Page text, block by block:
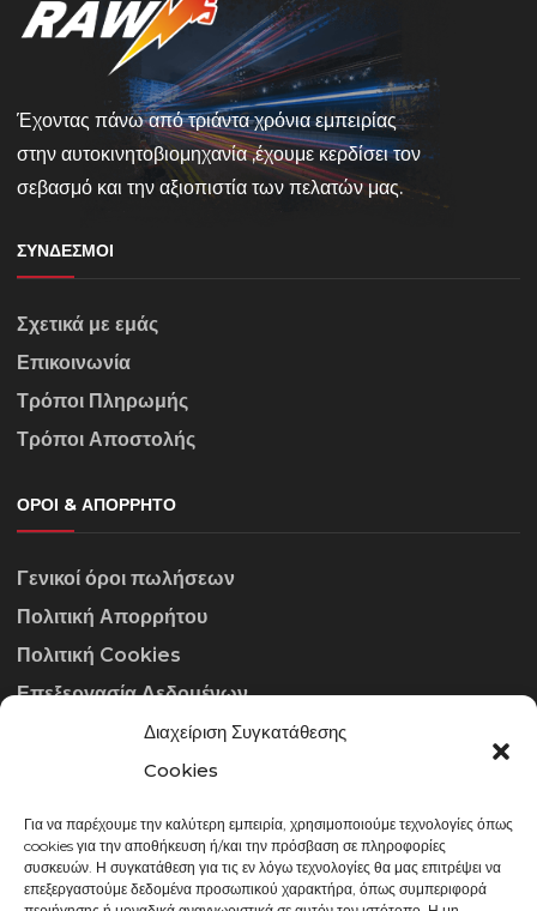
Διαχείριση Συγκατάθεσης
Cookies
Για να παρέχουμε την καλύτερη εμπειρία, χρησιμοποιούμε τεχνολογίες όπως
cookies για την αποθήκευση ή/και την πρόσβαση σε πληροφορίες
συσκευών. Η συγκατάθεση για τις εν λόγω τεχνολογίες θα μας επιτρέψει να
επεξεργαστούμε δεδομένα προσωπικού χαρακτήρα, όπως συμπεριφορά
Έχοντας πάνω από τριάντα χρόνια εμπειρίας
στην αυτοκινητοβιομηχανία ,έχουμε κερδίσει τον
σεβασμό και την αξιοπιστία των πελατών μας.
ΣΎΝΔΕΣΜΟΙ
Σχετικά με εμάς
Επικοινωνία
Τρόποι Πληρωμής
Τρόποι Αποστολής
ΌΡΟΙ & ΑΠΌΡΡΗΤΟ
Γενικοί όροι πωλήσεων
Πολιτική Απορρήτου
Πολιτική Cookies
Επεξεργασία Δεδομένων
ΣΤΟΙΧΕΊΑ ΕΠΙΚΟΙΝΩΝΊΑΣ
info@gowithraw.gr
24310 35062